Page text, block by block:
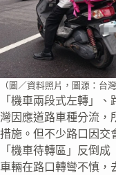
（圖／資料照片，圖源：台
「機車兩段式左轉」
灣因應道路車種分流，
措施。但不少路口因交
「機車待轉區」反倒
車輛在路口轉彎不慎，